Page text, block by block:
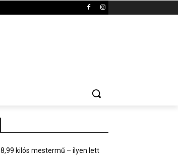
8,99 kilós mestermű – ilyen lett